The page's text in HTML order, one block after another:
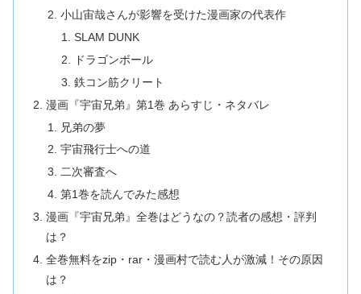
小山宙哉さんが影響を受けた漫画家の代表作
SLAM DUNK
ドラゴンボール
鉄コン筋クリート
漫画『宇宙兄弟』第1巻 あらすじ・ネタバレ
兄弟の夢
宇宙飛行士への道
二次審査へ
第1巻を読んでみた感想
漫画『宇宙兄弟』全巻はどうなの？読者の感想・評判
は？
全巻無料をzip・rar・漫画村で読む人が激減！その原因
は？